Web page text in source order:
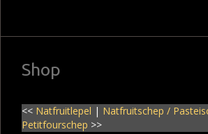
Shop
<< Natfruitlepel | Natfruitschep /
Petitfourschep >>